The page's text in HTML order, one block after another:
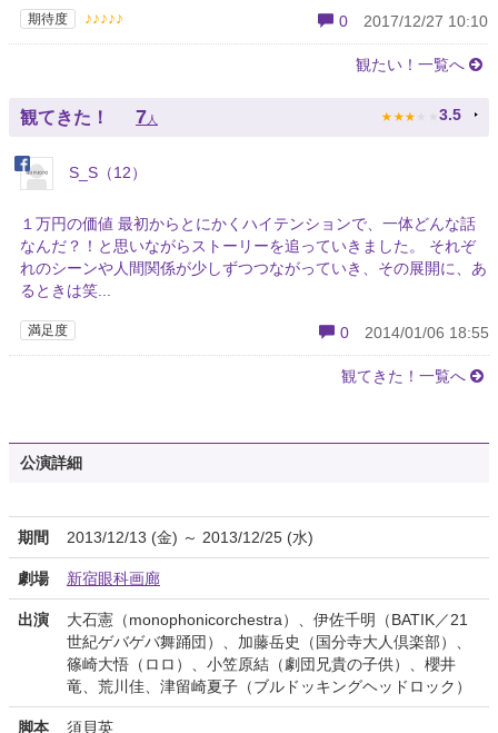
期待度 ♪♪♪♪♪ 0 2017/12/27 10:10
観たい！一覧へ
観てきた！ 7 人 ★ ★ ★ ★ ★ 3.5
S_S（12）
１万円の価値 最初からとにかくハイテンションで、一体どんな話
なんだ？！と思いながらストーリーを追っていきました。 それぞ
れのシーンや人間関係が少しずつつながっていき、その展開に、あ
るときは笑...
満足度 0 2014/01/06 18:55
観てきた！一覧へ
公演詳細
期間 2013/12/13 (金) ～ 2013/12/25 (水)
劇場 新宿眼科画廊
出演
大石憲（monophonicorchestra）、伊佐千明（BATIK／21
世紀ゲバゲバ舞踊団）、加藤岳史（国分寺大人倶楽部）、
篠崎大悟（ロロ）、小笠原結（劇団兄貴の子供）、櫻井
竜、荒川佳、津留崎夏子（ブルドッキングヘッドロック）
脚本 須貝英